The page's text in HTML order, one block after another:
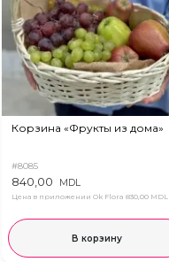
Корзина «Фрукты из дома»
#8085
840,00 MDL
Цена в приложении Ok Flora 830,00 MDL
В корзину